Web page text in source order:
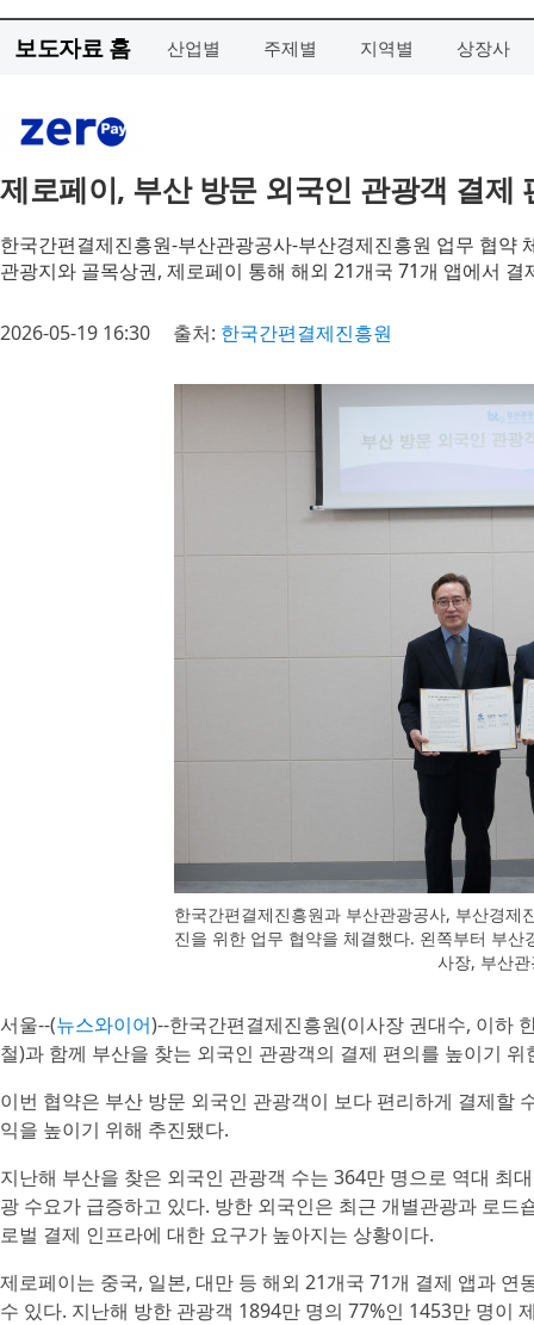
보도자료 홈 산업별 주제별 지역별 상장사
제로페이, 부산 방문 외국인 관광객 결제
한국간편결제진흥원-부산관광공사-부산경제진흥원 업무 협약
관광지와 골목상권, 제로페이 통해 해외 21개국 71개 앱에서 결
2026-05-19 16:30 출처: 한국간편결제진흥원
한국간편결제진흥원과 부산관광공사, 부산경
진을 위한 업무 협약을 체결했다. 왼쪽부터 부
사장, 부산
서울--(뉴스와이어)--한국간편결제진흥원(이사장 권대수, 이하
철)과 함께 부산을 찾는 외국인 관광객의 결제 편의를 높이기
이번 협약은 부산 방문 외국인 관광객이 보다 편리하게 결제할
익을 높이기 위해 추진됐다.
지난해 부산을 찾은 외국인 관광객 수는 364만 명으로 역대 최
광 수요가 급증하고 있다. 방한 외국인은 최근 개별관광과 로
로벌 결제 인프라에 대한 요구가 높아지는 상황이다.
제로페이는 중국, 일본, 대만 등 해외 21개국 71개 결제 앱과
수 있다. 지난해 방한 관광객 1894만 명의 77%인 1453만 명이